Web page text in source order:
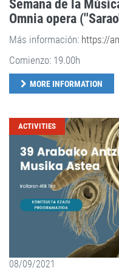
Semana de la
Omnia opera
Más información: https://
Comienzo: 19.00h
MORE INFORMATION
ACTIVITIES
08/09/2021